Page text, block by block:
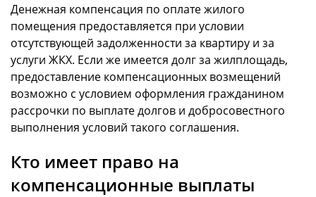
Денежная компенсация по оплате жилого
помещения предоставляется при условии
отсутствующей задолженности за квартиру и за
услуги ЖКХ. Если же имеется долг за жилплощадь,
предоставление компенсационных возмещений
возможно с условием оформления гражданином
рассрочки по выплате долгов и добросовестного
выполнения условий такого соглашения.
Кто имеет право на
компенсационные выплаты